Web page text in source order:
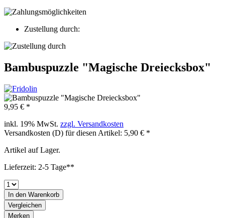
Zustellung durch:
Bambuspuzzle "Magische Dreiecksbox"
9,95 € *
inkl. 19% MwSt. zzgl. Versandkosten
Versandkosten (D) für diesen Artikel: 5,90 € *
Artikel auf Lager.
Lieferzeit: 2-5 Tage**
In den Warenkorb
Vergleichen
Merken